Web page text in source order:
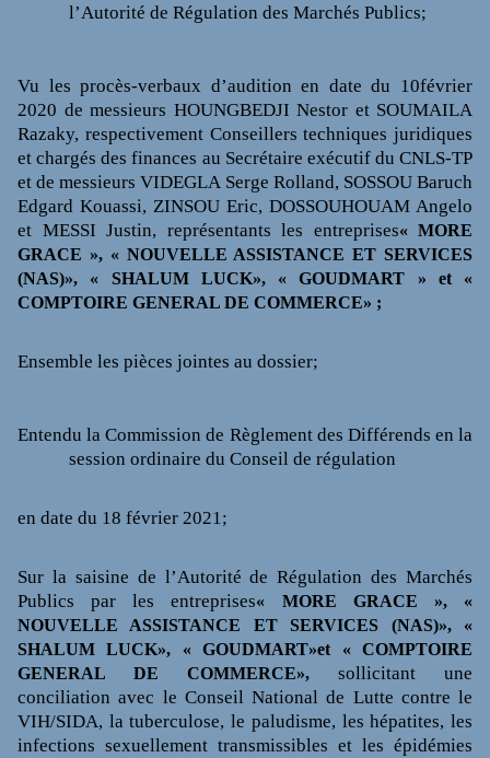
l’Autorité de Régulation des Marchés Publics;
Vu les procès-verbaux d’audition en date du 10février
2020 de messieurs HOUNGBEDJI Nestor et SOUMAILA
Razaky, respectivement Conseillers techniques juridiques
et chargés des finances au Secrétaire exécutif du CNLS-TP
et de messieurs VIDEGLA Serge Rolland, SOSSOU Baruch
Edgard Kouassi, ZINSOU Eric, DOSSOUHOUAM Angelo
et MESSI Justin, représentants les entreprises« MORE
GRACE », « NOUVELLE ASSISTANCE ET SERVICES
(NAS)», « SHALUM LUCK», « GOUDMART » et «
COMPTOIRE GENERAL DE COMMERCE» ;
Ensemble les pièces jointes au dossier;
Entendu la Commission de Règlement des Différends en la
session ordinaire du Conseil de régulation
en date du 18 février 2021;
Sur la saisine de l’Autorité de Régulation des Marchés
Publics par les entreprises« MORE GRACE », «
NOUVELLE
ASSISTANCE ET SERVICES (NAS)», «
SHALUM LUCK», « GOUDMART»et « COMPTOIRE
GENERAL DE COMMERCE», sollicitant une
conciliation avec le Conseil National de Lutte contre le
VIH/SIDA, la tuberculose, le paludisme, les hépatites, les
infections sexuellement transmissibles et les épidémies